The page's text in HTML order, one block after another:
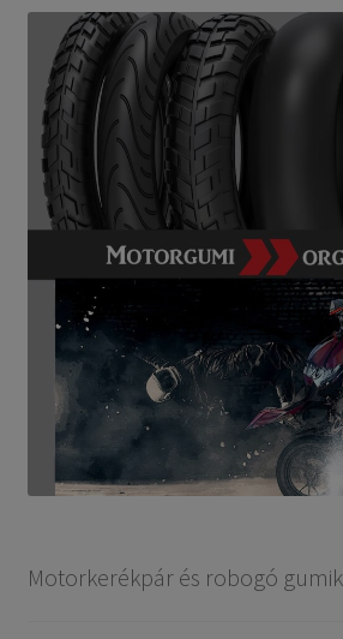
Motorkerékpár és robogó gumik